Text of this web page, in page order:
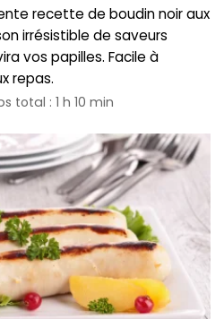
recette de boudin noir aux
irrésistible de saveurs
vos papilles. Facile à
repas.
total : 1 h 10 min